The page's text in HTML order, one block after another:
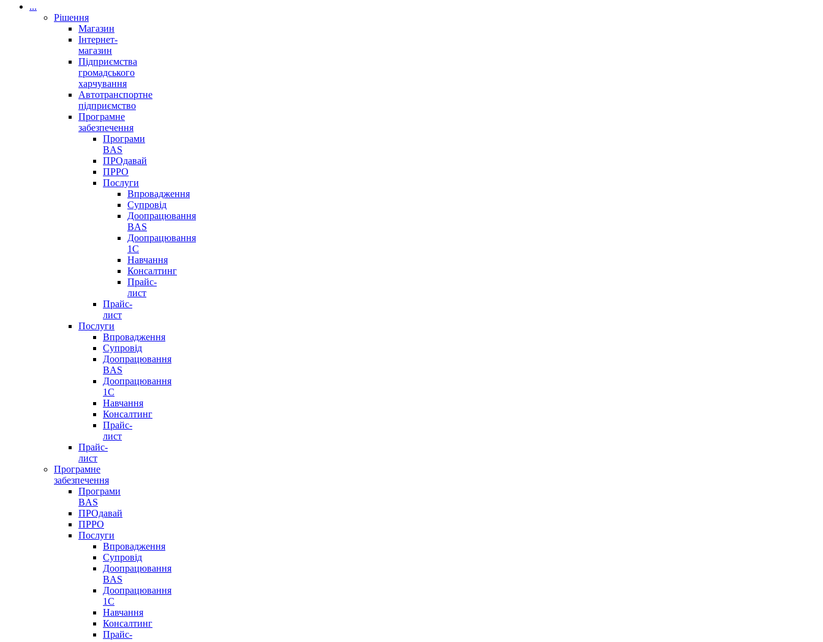
...
Рішення
Магазин
Інтернет-
магазин
Підприємства
громадського
харчування
Автотранспортне
підприємство
Програмне
забезпечення
Програми
BAS
ПРОдавай
ПРРО
Послуги
Впровадження
Супровід
Доопрацювання
BAS
Доопрацювання
1C
Навчання
Консалтинг
Прайс-
лист
Прайс-
лист
Послуги
Впровадження
Супровід
Доопрацювання
BAS
Доопрацювання
1C
Навчання
Консалтинг
Прайс-
лист
Прайс-
лист
Програмне
забезпечення
Програми
BAS
ПРОдавай
ПРРО
Послуги
Впровадження
Супровід
Доопрацювання
BAS
Доопрацювання
1C
Навчання
Консалтинг
Прайс-